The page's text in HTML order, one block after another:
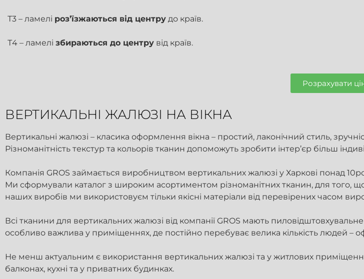
Т3 – ламелі роз’їзжаються від центру до країв.
Т4 – ламелі збираються до центру від країв.
Розрахувати
ВЕРТИКАЛЬНІ ЖАЛЮЗІ НА ВІКНА
Вертикальні жалюзі – класика оформлення вікна – простий, лаконічний стиль,
Різноманітність текстур та кольорів тканин допоможуть зробити інтер’єр більш
Компанія GROS займається виробництвом вертикальних жалюзі у Харкові понад
Ми сформували каталог з широким асортиментом різноманітних тканин, для того,
наших виробів ми використовуєм тільки якісні матеріали від перевірених часом
Всі тканини для вертикальних жалюзі від компанії GROS мають
особливо важлива у приміщеннях, де постійно перебуває велика кількість людей –
Не менш актуальним є використання вертикальних жалюзі та у житлових
балконах, кухні та у приватних будинках.